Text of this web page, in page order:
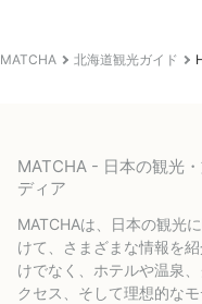
MATCHA 北海道観光ガイド
MATCHA - 日本の観光
ディア
MATCHAは、日本の観光
けて、さまざまな情報を
けでなく、ホテルや温泉
クセス、そして理想的な